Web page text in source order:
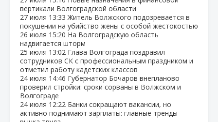
вертикали Волгоградской области
27 июля 13:33 Житель Волжского подозревается в
покушении на убийство жены с особой жестокостью
26 июля 15:20 На Волгоградскую область
надвигается шторм
25 июля 13:02 Глава Волгограда поздравил
сотрудников СК с профессиональным праздником и
отметил работу кадетских классов
24 июля 14:46 Губернатор Бочаров внепланово
проверил стройки: сроки сорваны в Волжском и
Волгограде
24 июля 12:22 Банки сокращают вакансии, но
активно поднимают зарплаты: главные тренды